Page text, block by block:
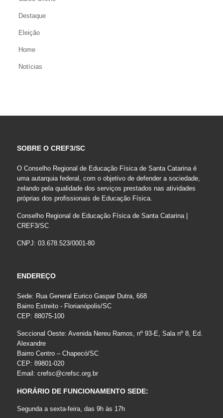
Destaque
Eleição
Home
Notícias
SOBRE O CREF3/SC
O Conselho Regional de Educação Física de Santa Catarina é
uma autarquia federal, com o objetivo de defender a sociedade,
zelando pela qualidade dos serviços prestados nas atividades
próprias dos profissionais de Educação Física.
Conselho Regional de Educação Física de Santa Catarina |
CREF3/SC
CNPJ: 03.678.523/0001-80
ENDEREÇO
Sede: Rua General Eurico Gaspar Dutra, 668
Bairro Estreito - Florianópolis/SC
CEP: 88075-100
Seccional Oeste: Avenida Nereu Ramos, nº 93-E, Sala nº 8, Ed.
Alexandre
Bairro Centro – Chapecó/SC
CEP: 89801-020
Email: crefsc@crefsc.org.br
HORÁRIO DE FUNCIONAMENTO SEDE:
Segunda a sexta-feira, das 9h às 17h